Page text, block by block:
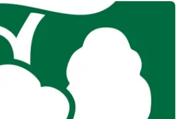
bildet.